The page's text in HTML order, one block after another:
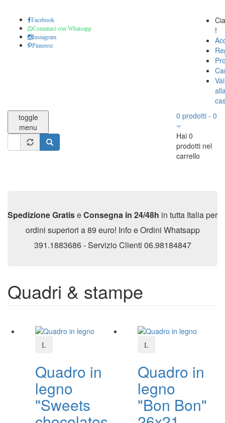
Facebook
Contattaci con Whatsapp
Instagram
Pinterest
!
Vai
toggle
menu
Form
0 prodotti - 0
Hai 0
prodotti nel
carrello
Spedizione GratiseConsegna in 24/48h in tutta Italia per
ordini superiori a 89 euro! Info e Ordini Whatsapp
391.1883686 - Servizio Clienti 06.98184847
Quadri & stampe
Quadro in
legno
"Sweets
Quadro in
legno
"Bon Bon"